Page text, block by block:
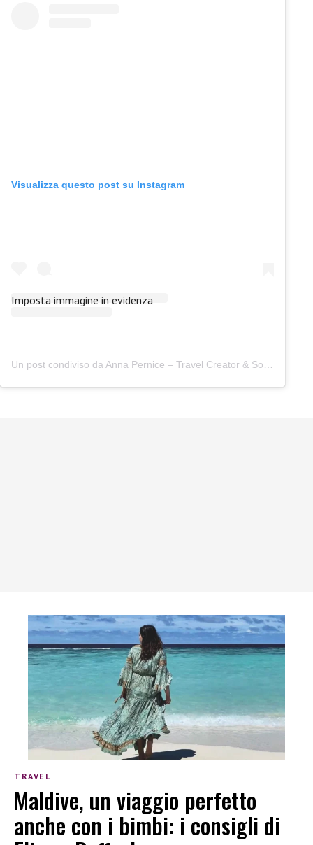
Visualizza questo post su Instagram
Imposta immagine in evidenza
TRAVEL
Maldive, un viaggio perfetto
anche con i bimbi: i consigli di